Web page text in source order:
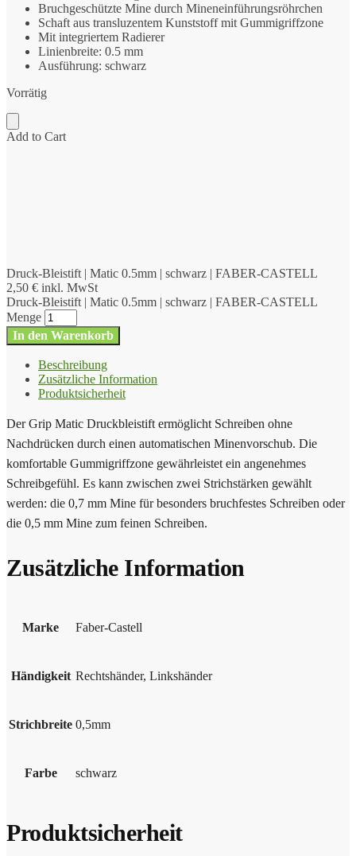
Bruchgeschützte Mine durch Mineneinführungsröhrchen
Schaft aus transluzentem Kunststoff mit Gummigriffzone
Mit integriertem Radierer
Linienbreite: 0.5 mm
Ausführung: schwarz
Vorrätig
Add to Cart
Druck-Bleistift | Matic 0.5mm | schwarz | FABER-CASTELL
2,50 € inkl. MwSt
Druck-Bleistift | Matic 0.5mm | schwarz | FABER-CASTELL
Menge
In den Warenkorb
Beschreibung
Zusätzliche Information
Produktsicherheit
Der Grip Matic Druckbleistift ermöglicht Schreiben ohne
Nachdrücken durch einen automatischen Minenvorschub. Die
komfortable Gummigriffzone gewährleistet ein angenehmes
Schreibgefühl. Es kann zwischen zwei Strichstärken gewählt
werden: die 0,7 mm Mine für besonders bruchfestes Schreiben oder
die 0,5 mm Mine zum feinen Schreiben.
Zusätzliche Information
Marke Faber-Castell
Händigkeit Rechtshänder, Linkshänder
Strichbreite 0,5mm
Farbe schwarz
Produktsicherheit